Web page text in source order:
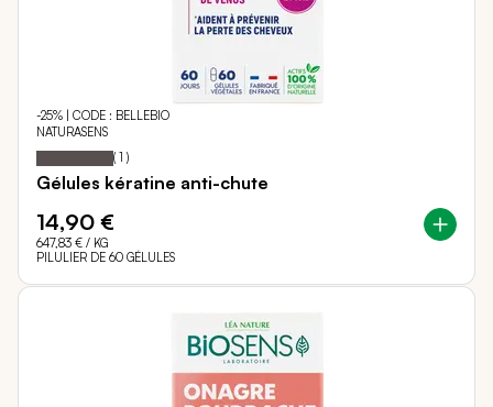
-25% | CODE : BELLEBIO
NATURASENS
Notation: 100%
( 1 )
Gélules kératine anti-chute
14,90 €
647,83 € / KG
PILULIER DE 60 GÉLULES